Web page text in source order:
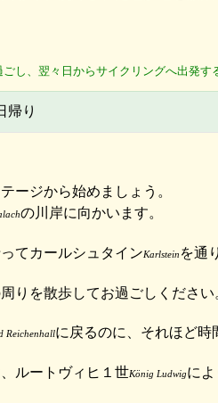
し、翌々日からサイクリングへ出発す
帰り
ージから始めましょう。
の川岸に向かいます。
てカールシュタインKarlstein を通
りを散歩してお過ごしください
Reichenhallに戻るのに、それほど時
ルートヴィヒ１世König Ludwigに